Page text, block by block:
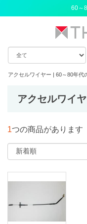
60～
アクセルワイヤー | 60～80年代
アクセルワイ
1つの商品があります